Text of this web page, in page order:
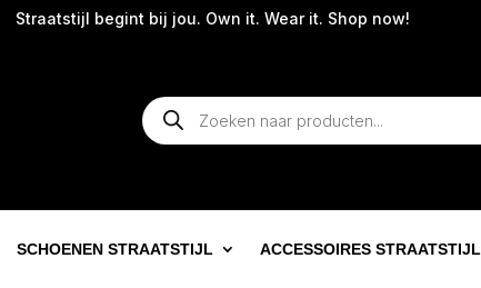
Straatstijl begint bij jou. Own it. Wear it. Shop now!
Producten
zoeken
SCHOENEN STRAATSTIJL ACCESSOIRES STRAATSTIJL